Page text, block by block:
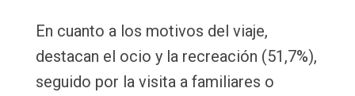
En cuanto a los motivos del viaje,
destacan el ocio y la recreación (51,7%),
seguido por la visita a familiares o